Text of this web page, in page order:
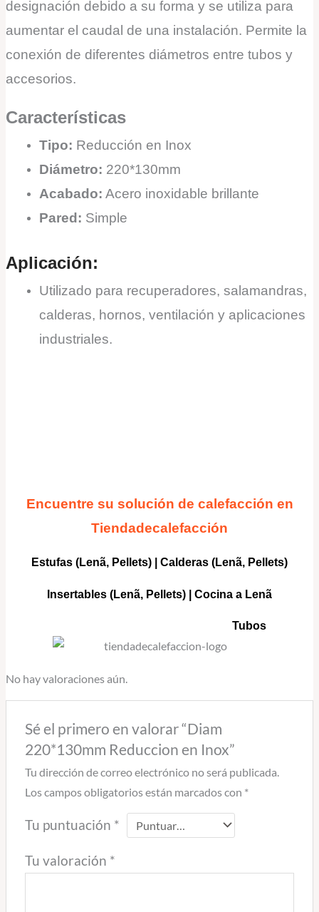
designación debido a su forma y se utiliza para
aumentar el caudal de una instalación. Permite la
conexión de diferentes diámetros entre tubos y
accesorios.
Características
Tipo: Reducción en Inox
Diámetro: 220*130mm
Acabado: Acero inoxidable brillante
Pared: Simple
Aplicación:
Utilizado para recuperadores, salamandras,
calderas, hornos, ventilación y aplicaciones
industriales.
Encuentre su solución de calefacción en
Tiendadecalefacción
Estufas (Lenã, Pellets) Calderas (Lenã, Pellets)
Insertables (Lenã, Pellets) | Cocina a Lenã
Tubos
No hay valoraciones aún.
Sé el primero en valorar “Diam
220*130mm Reduccion en Inox”
Tu dirección de correo electrónico no será publicada.
Los campos obligatorios están marcados con *
Tu puntuación *
Tu valoración *